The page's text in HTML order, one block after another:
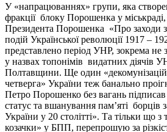
У «напрацюваннях» групи, яка
фракції блоку Порошенка у
Президента Порошенка «Про заходи з
подій Української революції 1917 –
представлено період УНР, зокрема не
у назвах топонімів видатних діячів
Полтавщини. Ще один
четверга» України теж банально
Петро Порошенко без вагань
статус та вшанування пам’яті борців
України у 20 столітті». Та тільки що з
козачки» у БПП, перепрошую за